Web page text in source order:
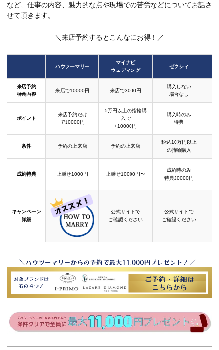
など、仕事の内容、魅力的な点や現場での苦労などについてお話さ
せて頂きます。
＼来店予約するとこんなにお得！／
ハウツーマリー
マイナビ
ウェディング
ゼクシィ
来店予約
特典内容
来店で10000円 来店で3000円
購入しない
場合なし
ポイント
来店予約だけ
で10000円
5万円以上の指輪購
入で
+10000円
購入時のみ
特典
条件 予約の上来店 予約の上来店
税込10万円以上
の指輪購入
成約特典 上乗せ1000円 上乗せ10000円〜
成約時のみ
特典20000円
キャンペーン
詳細
公式サイトで
ご確認ください
公式サイトで
ご確認ください